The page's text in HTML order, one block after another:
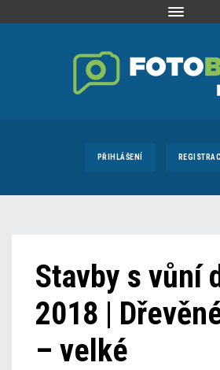
Toggle
PŘIHLÁŠENÍ
Stavby s vůní
2018 |
– velké